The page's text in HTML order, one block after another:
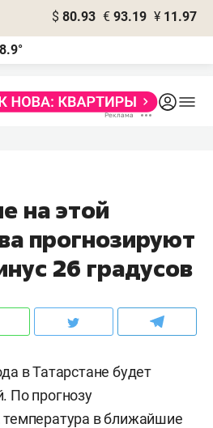
$ 80.93 € 93.19 ¥ 11.97
на этой
прогнозируют
26 градусов
в Татарстане будет
По прогнозу
температура в ближайшие